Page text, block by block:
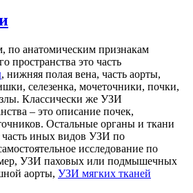
по анатомическим признакам
пространства это часть
, нижняя полая вена, часть аорты,
селезенка, мочеточники, почки,
Классически же УЗИ
– это описание почек,
Остальные органы и ткани
часть иных видов УЗИ по
исследование по
УЗИ паховых или подмышечных
аорты, УЗИ мягких тканей